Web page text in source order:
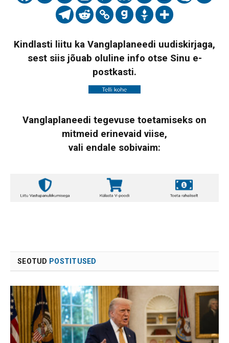
Kindlasti liitu ka Vanglaplaneedi uudiskirjaga,
sest siis jõuab oluline info otse Sinu e-
postkasti.
Vanglaplaneedi tegevuse toetamiseks on
mitmeid erinevaid viise,
vali endale sobivaim:
SEOTUD POSTITUSED